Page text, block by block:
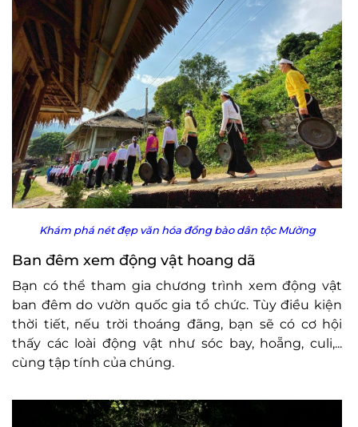
Khám phá nét đẹp văn hóa đồng bào dân tộc Mường
Ban đêm xem động vật hoang dã
Bạn có thể tham gia chương trình xem động vật
ban đêm do vườn quốc gia tổ chức. Tùy điều kiện
thời tiết, nếu trời thoáng đãng, bạn sẽ có cơ hội
thấy các loài động vật như sóc bay, hoẵng, culi,...
cùng tập tính của chúng.